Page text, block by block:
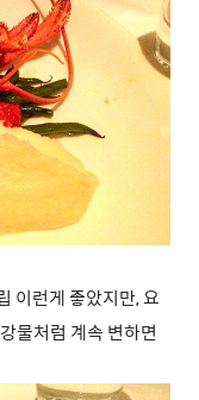
이런게 좋았지만, 요
물처럼 계속 변하면